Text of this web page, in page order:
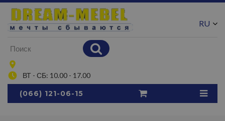
ВТ - СБ: 10.00 - 17.00
RU
(066) 121-06-15